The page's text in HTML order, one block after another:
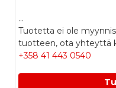
...
Tuotetta ei ole
tuotteen, ota yhteyttä
+358 41 443 0540